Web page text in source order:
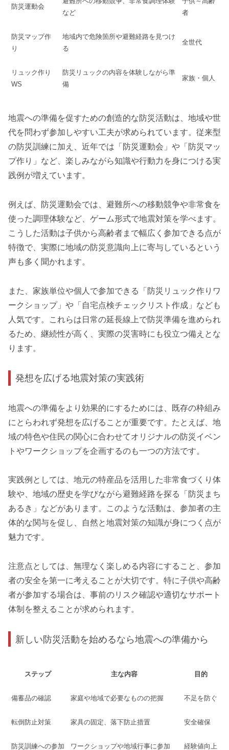
防災運動会
など
者
防災マップ作
り
地域内で危険箇所や避難経路を見つけ
る
全世代
リュック作り
WS
防災リュックの内容を体験しながら準
備
家族・個人
地震への準備を促すための創造的な防災活動は、地域や世
代を問わず参加しやすい工夫が求められています。従来型
の防災訓練に加え、近年では「防災運動会」や「防災マッ
プ作り」など、楽しみながら知識や行動力を身につける実
践例が増えています。
例えば、防災運動会では、避難所への移動競争や非常食を
使った調理体験など、ゲーム形式で地震対策を学べます。
こうした活動は子供から高齢者まで幅広く参加できる点が
特徴で、実際に地域の防災意識向上に寄与しているという
声も多く聞かれます。
また、家族単位や個人で参加できる「防災リュック作りワ
ークショップ」や「自宅点検チェックリスト作成」なども
人気です。これらは日常の延長線上で防災準備を進められ
るため、継続性が高く、実際の災害時にも役立つ備えとな
ります。
発想を広げる地震対策の実践術
地震への準備をより効果的にするためには、既存の枠組み
にとらわれず発想を広げることが重要です。たとえば、地
域の特色や住民の関心に合わせてオリジナルの防災イベン
トやワークショップを企画するのも一つの方法です。
実践例としては、地元の特産品を活用した非常食づくり体
験や、地域の歴史を学びながら避難経路を探る「防災まち
あるき」などがあります。このような活動は、参加者の主
体的な関与を促し、自然と地震対策の知識が身につく点が
魅力です。
注意点としては、無理なく楽しめる内容にすること、参加
者の安全を第一に考えることが大切です。特に子供や高齢
者が参加する場合は、事前のリスク確認や適切なサポート
体制を整えることが求められます。
新しい防災活動を始めるなら地震への準備から
ステップ 主な内容 目的
備蓄品の確認 家庭や地域で必要なものの把握 不足を防ぐ
転倒防止対策 家具の固定、落下防止措置 安全確保
防災訓練への参加 ワークショップや地域行事に参加 経験値向上